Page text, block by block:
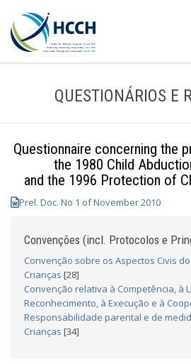
QUESTIONÁRIOS E
Questionnaire concerning the
the 1980 Child
and the 1996 Protection of
Prel. Doc. No 1 of November 2010
Convenções (incl. Protocolos e
Convenção sobre os Aspectos Civis
Crianças [28]
Convenção relativa à Competência, à
Reconhecimento, à Execução e à
Responsabilidade parental e de
Crianças [34]